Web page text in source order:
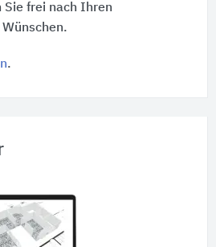
Sie frei nach Ihren
.